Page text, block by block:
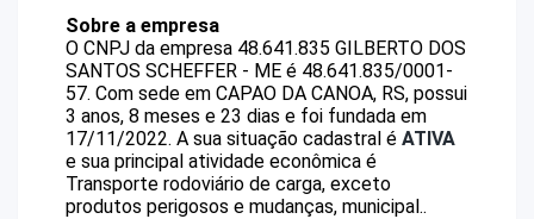
Sobre a empresa
O CNPJ da empresa 48.641.835 GILBERTO DOS
SANTOS SCHEFFER - ME é 48.641.835/0001-
57. Com sede em CAPAO DA CANOA, RS, possui
3 anos, 8 meses e 23 dias e foi fundada em
17/11/2022. A sua situação cadastral é ATIVA
e sua principal atividade econômica é
Transporte rodoviário de carga, exceto
produtos perigosos e mudanças, municipal..